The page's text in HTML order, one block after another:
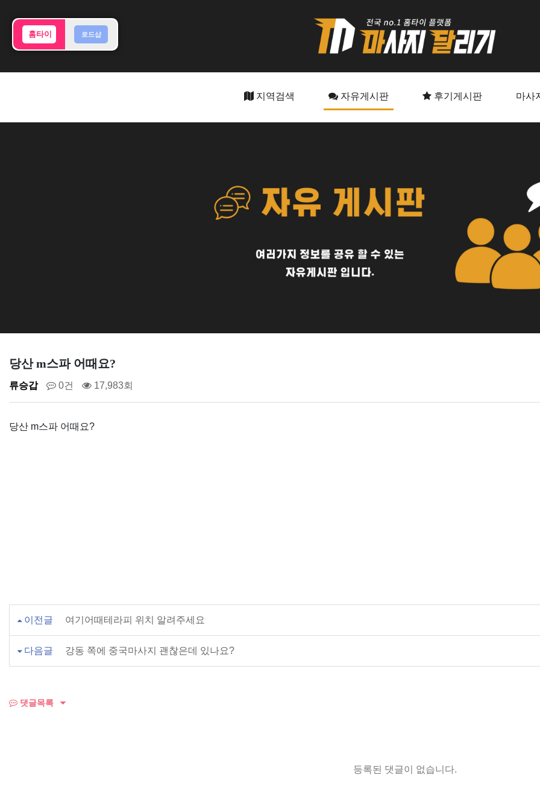
홈타이 로드샵
지역검색 자유게시판 후기게시판 마사
당산 m스파 어때요?
류승갑 0건 17,983회
당산 m스파 어때요?
이전글 여기어때테라피 위치 알려주세요
다음글 강동 쪽에 중국마사지 괜찮은데 있나요?
댓글목록
등록된 댓글이 없습니다.